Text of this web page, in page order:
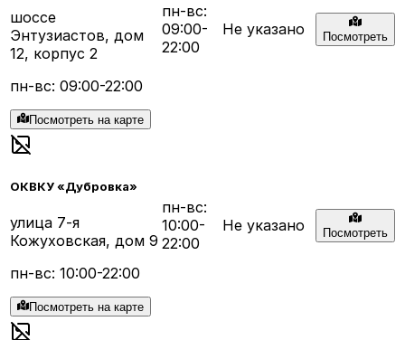
шоссе
Энтузиастов, дом
12, корпус 2
пн-вс: 09:00-22:00
Посмотреть на карте
пн-вс:
09:00-
22:00
Не указано Посмотреть
ОКВКУ «Дубровка»
улица 7-я
Кожуховская, дом 9
пн-вс: 10:00-22:00
Посмотреть на карте
пн-вс:
10:00-
22:00
Не указано Посмотреть